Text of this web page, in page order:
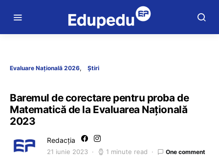
Evaluare Națională 2026 Știri
Baremul de corectare pentru proba de
Matematică de la Evaluarea Națională
2023
Redacția
21 iunie 2023 1 minute read One comment